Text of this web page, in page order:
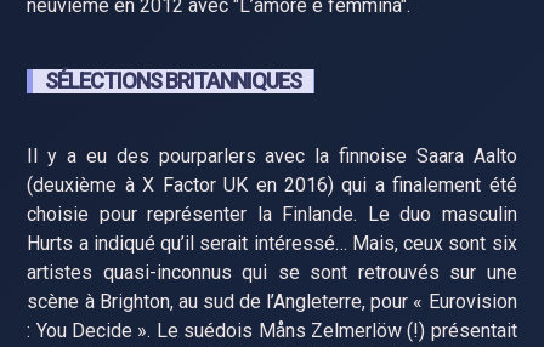
neuvième en 2012 avec "L’amore è femmina".
SÉLECTIONS BRITANNIQUES
Il y a eu des pourparlers avec la finnoise Saara Aalto
(deuxième à X Factor UK en 2016) qui a finalement été
choisie pour représenter la Finlande. Le duo masculin
Hurts a indiqué qu’il serait intéressé… Mais, ceux sont six
artistes quasi-inconnus qui se sont retrouvés sur une
scène à Brighton, au sud de l’Angleterre, pour « Eurovision
: You Decide ». Le suédois Måns Zelmerlöw (!) présentait